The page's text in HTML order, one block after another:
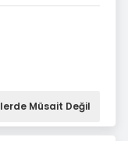
Müsait Değil